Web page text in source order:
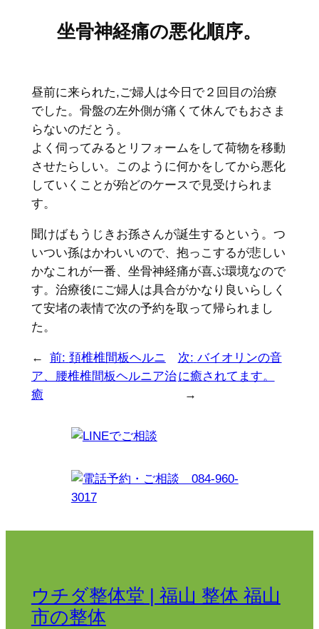
坐骨神経痛の悪化順序。
昼前に来られた,ご婦人は今日で２回目の治療
でした。骨盤の左外側が痛くて休んでもおさま
らないのだとう。
よく伺ってみるとリフォームをして荷物を移動
させたらしい。このように何かをしてから悪化
していくことが殆どのケースで見受けられま
す。
聞けばもうじきお孫さんが誕生するという。つ
いつい孫はかわいいので、抱っこするが悲しい
かなこれが一番、坐骨神経痛が喜ぶ環境なので
す。治療後にご婦人は具合がかなり良いらしく
て安堵の表情で次の予約を取って帰られまし
た。
← 前: 頚椎椎間板ヘルニ
ア、腰椎椎間板ヘルニア治
癒
次: バイオリンの音
に癒されてます。
→
ウチダ整体堂 | 福山 整体 福山
市の整体